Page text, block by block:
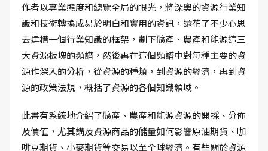
作者以專業態度和總覽全局的眼光，將深奧的資源行業知
識和技術轉換成易於明白和實用的資訊，還花了不少心思
去建構一個行業知識的框架，劃下礦產、農產和能源這三
大資源板塊的頻譜，然後再在這個頻譜中對每種主要的資
源作深入的分析，從資源的種類，到資源的經濟，再到資
源的政策法規，概括了資源的各個知識領域。
此書有系統地介紹了礦產、農產和能源資源的開採、分佈
及價值，尤其講及資源商品的儲量如何影響原油期貨、咖
啡豆期貨、小麥期貨等交易以至全球經濟。有些關於資源